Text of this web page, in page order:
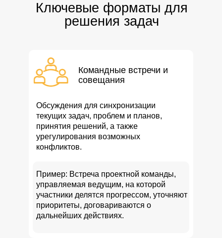
Ключевые форматы для
решения задач
Пример: Встреча проектной команды,
управляемая ведущим, на которой
участники делятся прогрессом, уточняют
приоритеты, договариваются о
дальнейших действиях.
Обсуждения для синхронизации
текущих задач, проблем и планов,
принятия решений, а также
урегулирования возможных
конфликтов.
Командные встречи и
совещания